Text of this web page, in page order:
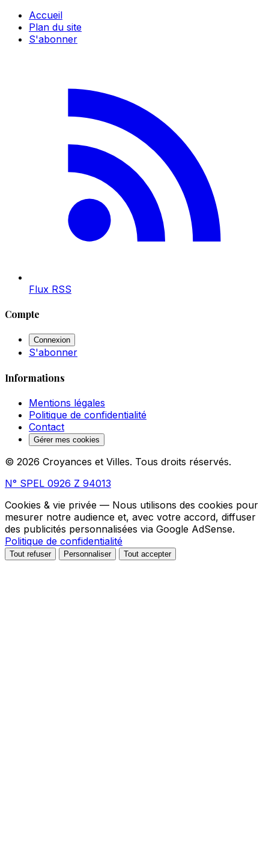
Accueil
Plan du site
S'abonner
Flux RSS
Compte
Connexion
S'abonner
Informations
Mentions légales
Politique de confidentialité
Contact
Gérer mes cookies
© 2026 Croyances et Villes. Tous droits réservés.
N° SPEL 0926 Z 94013
Cookies & vie privée — Nous utilisons des cookies pour
mesurer notre audience et, avec votre accord, diffuser
des publicités personnalisées via Google AdSense.
Politique de confidentialité
Tout refuser Personnaliser Tout accepter